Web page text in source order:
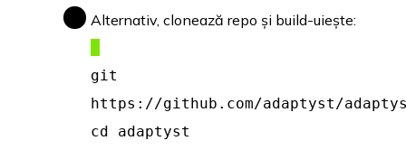
Alternativ, clonează repo și build-uiește:
git
https://github.com/adaptyst/
cd adaptyst